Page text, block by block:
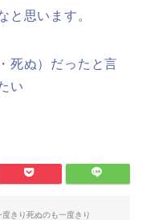
と思います。
死ぬ）だったと言
い
きり死ぬのも一度きり